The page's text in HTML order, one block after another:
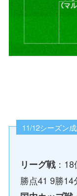
11/12シーズン
リーグ戦：18
勝点41 9勝